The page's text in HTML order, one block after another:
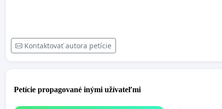
V záujme autoriek a autorov požadujeme, aby
2. Jasne definoval, že odmena autorov za každé
Kontaktovať autora petície
Petície propagované inými užívateľmi